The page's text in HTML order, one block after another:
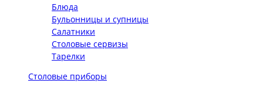
Блюда
Бульонницы и супницы
Салатники
Столовые сервизы
Тарелки
Столовые приборы